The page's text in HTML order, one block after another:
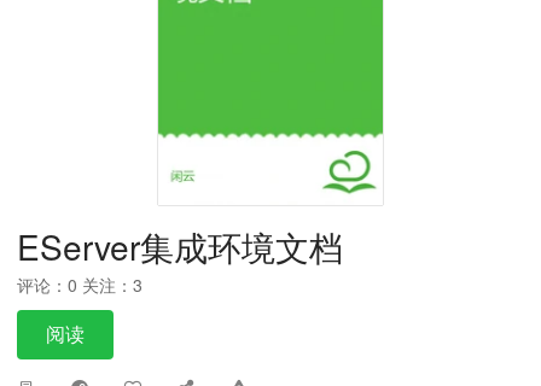
EServer集成环境文档
评论：0 关注：3
阅读